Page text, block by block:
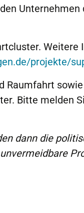
projekte/
Raumfahrt
Bitte melden
dann die